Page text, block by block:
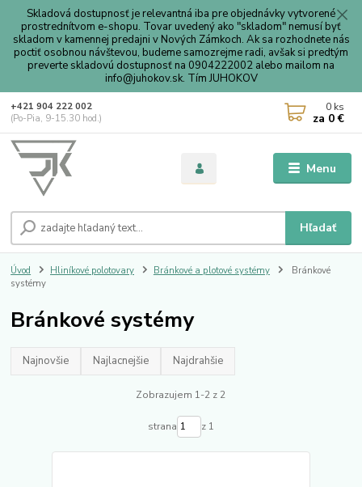
Skladová dostupnosť je relevantná iba pre objednávky vytvorené
prostrednítvom e-shopu. Tovar uvedený ako "skladom" nemusí byť
skladom v kamennej predajni v Nových Zámkoch. Ak sa rozhodnete nás
poctiť osobnou návštevou, budeme samozrejme radi, avšak si predtým
preverte skladovú dostupnosť na 0904222002 alebo mailom na
info@juhokov.sk. Tím JUHOKOV
Menu
Hľadať
+421 904 222 002
(Po-Pia, 9-15.30 hod.)
0 ks
za 0 €
Úvod Hliníkové polotovary Bránkové a plotové systémy
Bránkové
systémy
Bránkové systémy
Najnovšie Najlacnejšie Najdrahšie
Zobrazujem 1-2 z 2
strana z 1